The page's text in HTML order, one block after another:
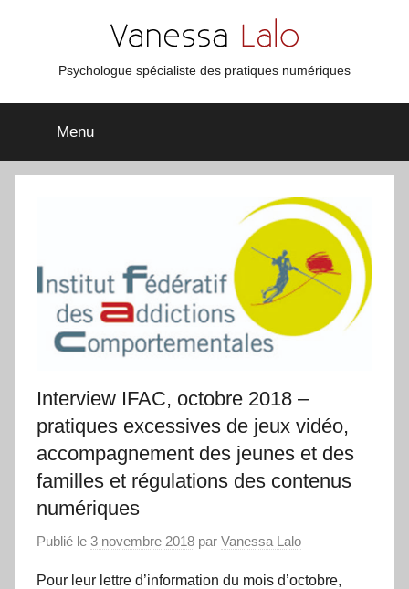
Vanessa
Lalo
Psychologue spécialiste des pratiques numériques
Menu
Interview IFAC, octobre 2018 –
pratiques excessives de jeux vidéo,
accompagnement des jeunes et des
familles et régulations des contenus
numériques
Publié le 3 novembre 2018 par Vanessa Lalo
Pour leur lettre d’information du mois d’octobre,